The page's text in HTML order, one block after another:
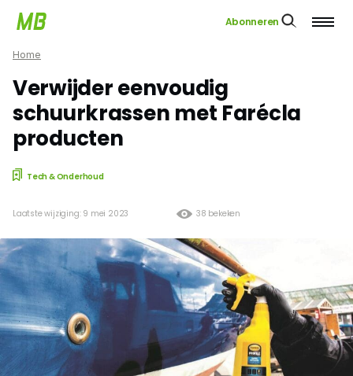
Abonneren
Home
Verwijder eenvoudig
schuurkrassen met Farécla
producten
Tech & Onderhoud
38 bekeken
Laatste wijziging: 9 mei 2023